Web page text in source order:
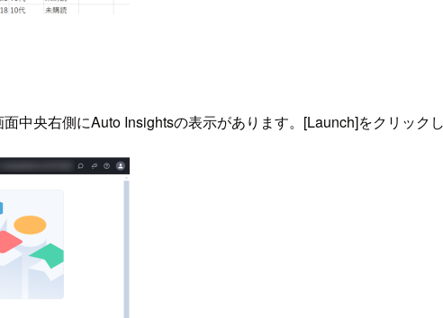
央右側にAuto Insightsの表示があります。[Launch]をクリックし